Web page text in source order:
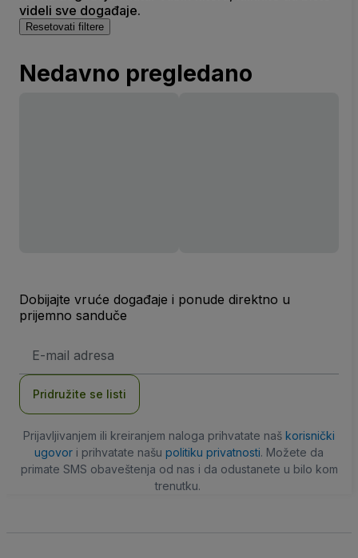
videli sve događaje.
Resetovati filtere
Nedavno pregledano
Dobijajte vruće događaje i ponude direktno u
prijemno sanduče
mail
Pridružite se listi
Prijavljivanjem ili kreiranjem naloga prihvatate naš korisnički
ugovor i prihvatate našu politiku privatnosti. Možete da
primate SMS obaveštenja od nas i da odustanete u bilo kom
trenutku.